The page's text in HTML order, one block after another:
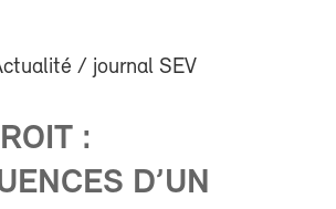
/ journal SEV
:
D’UN